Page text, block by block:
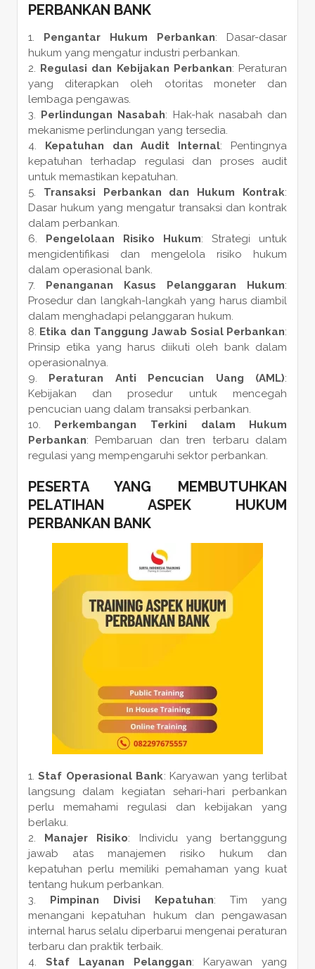
PERBANKAN BANK
Pengantar Hukum Perbankan: Dasar-dasar
hukum yang mengatur industri perbankan.
Regulasi dan Kebijakan Perbankan: Peraturan
yang diterapkan oleh otoritas moneter dan
lembaga pengawas.
Perlindungan Nasabah: Hak-hak nasabah dan
mekanisme perlindungan yang tersedia.
Kepatuhan dan Audit Internal: Pentingnya
kepatuhan terhadap regulasi dan proses audit
untuk memastikan kepatuhan.
Transaksi Perbankan dan Hukum Kontrak:
Dasar hukum yang mengatur transaksi dan kontrak
dalam perbankan.
Pengelolaan Risiko Hukum: Strategi untuk
mengidentifikasi dan mengelola risiko hukum
dalam operasional bank.
Penanganan Kasus Pelanggaran Hukum:
Prosedur dan langkah-langkah yang harus diambil
dalam menghadapi pelanggaran hukum.
Etika dan Tanggung Jawab Sosial Perbankan:
Prinsip etika yang harus diikuti oleh bank dalam
operasionalnya.
Peraturan Anti Pencucian Uang (AML):
Kebijakan dan prosedur untuk mencegah
pencucian uang dalam transaksi perbankan.
Perkembangan Terkini dalam Hukum
Perbankan: Pembaruan dan tren terbaru dalam
regulasi yang mempengaruhi sektor perbankan.
PESERTA YANG MEMBUTUHKAN
PELATIHAN ASPEK HUKUM
PERBANKAN BANK
Staf Operasional Bank: Karyawan yang terlibat
langsung dalam kegiatan sehari-hari perbankan
perlu memahami regulasi dan kebijakan yang
berlaku.
Manajer Risiko: Individu yang bertanggung
jawab atas manajemen risiko hukum dan
kepatuhan perlu memiliki pemahaman yang kuat
tentang hukum perbankan.
Pimpinan Divisi Kepatuhan: Tim yang
menangani kepatuhan hukum dan pengawasan
internal harus selalu diperbarui mengenai peraturan
terbaru dan praktik terbaik.
Staf Layanan Pelanggan: Karyawan yang